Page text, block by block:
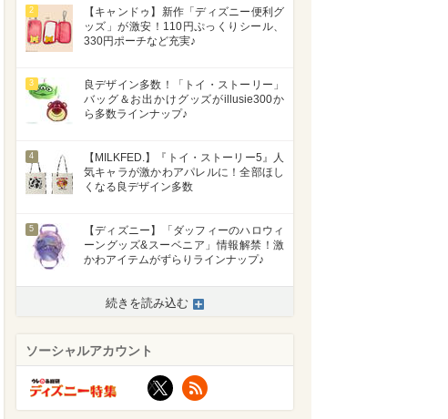
2
【キャンドゥ】新作「ディズニー便利グ
ッズ」が激安！110円ぷっくりシール、
330円ポーチなど充実♪
3
良デザイン多数！「トイ・ストーリー」
バッグ＆お出かけグッズがillusie300か
ら多数ラインナップ♪
4
【MILKFED.】『トイ・ストーリー5』人
気キャラが激かわアパレルに！全部ほし
くなる良デザイン多数
5
【ディズニー】「ダッフィーのハロウィ
ーングッズ&スーベニア」情報解禁！激
かわアイテムがずらりラインナップ♪
続きを読み込む
ソーシャルアカウント
X